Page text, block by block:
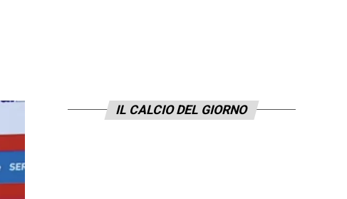
IL CALCIO DEL GIORNO